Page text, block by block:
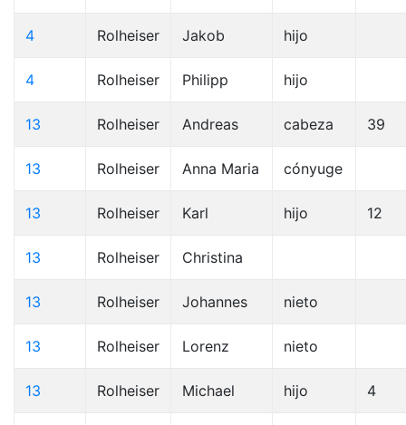
4 Rolheiser Jakob hijo
4 Rolheiser Philipp hijo
13 Rolheiser Andreas cabeza 39
13 Rolheiser Anna Maria cónyuge
13 Rolheiser Karl hijo 12
13 Rolheiser Christina
13 Rolheiser Johannes nieto
13 Rolheiser Lorenz nieto
13 Rolheiser Michael hijo 4